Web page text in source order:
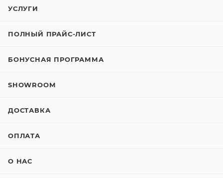
УСЛУГИ
ПОЛНЫЙ ПРАЙС-ЛИСТ
БОНУСНАЯ ПРОГРАММА
SHOWROOM
ДОСТАВКА
ОПЛАТА
О НАС